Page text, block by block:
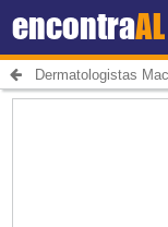
encontraAL
Dermatologistas